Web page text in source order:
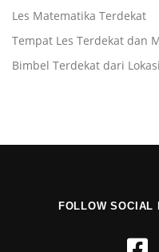
Les Matematika Terdekat
Tempat Les Terdekat dan
Bimbel Terdekat dari
FOLLOW SOCIAL